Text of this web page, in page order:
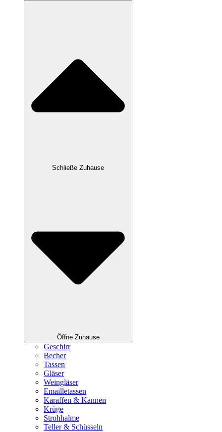
Schließe Zuhause
Öffne Zuhause
Geschirr
Becher
Tassen
Gläser
Weingläser
Emailletassen
Karaffen & Kannen
Krüge
Strohhalme
Teller & Schüsseln